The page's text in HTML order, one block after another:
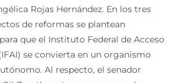
Rojas Hernández. En los tres
de reformas se plantean
que el Instituto Federal de Acceso
se convierta en un organismo
Al respecto, el senador